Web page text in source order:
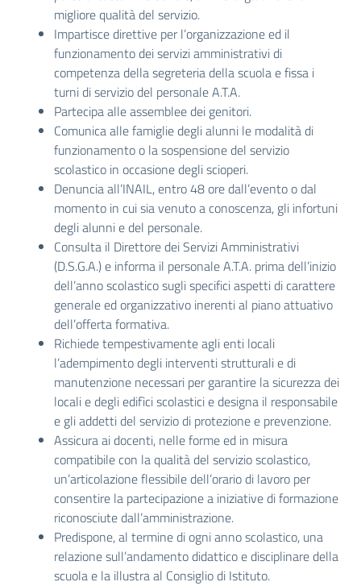
migliore qualità del servizio.
Impartisce direttive per l’organizzazione ed il
funzionamento dei servizi amministrativi di
competenza della segreteria della scuola e fissa i
turni di servizio del personale A.T.A.
Partecipa alle assemblee dei genitori.
Comunica alle famiglie degli alunni le modalità di
funzionamento o la sospensione del servizio
scolastico in occasione degli scioperi.
Denuncia all’INAIL, entro 48 ore dall’evento o dal
momento in cui sia venuto a conoscenza, gli infortuni
degli alunni e del personale.
Consulta il Direttore dei Servizi Amministrativi
(D.S.G.A.) e informa il personale A.T.A. prima dell’inizio
dell’anno scolastico sugli specifici aspetti di carattere
generale ed organizzativo inerenti al piano attuativo
dell’offerta formativa.
Richiede tempestivamente agli enti locali
l’adempimento degli interventi strutturali e di
manutenzione necessari per garantire la sicurezza dei
locali e degli edifìci scolastici e designa il responsabile
e gli addetti del servizio di protezione e prevenzione.
Assicura ai docenti, nelle forme ed in misura
compatibile con la qualità del servizio scolastico,
un’articolazione flessibile dell’orario di lavoro per
consentire la partecipazione a iniziative di formazione
riconosciute dall’amministrazione.
Predispone, al termine di ogni anno scolastico, una
relazione sull’andamento didattico e disciplinare della
scuola e la illustra al Consiglio di Istituto.